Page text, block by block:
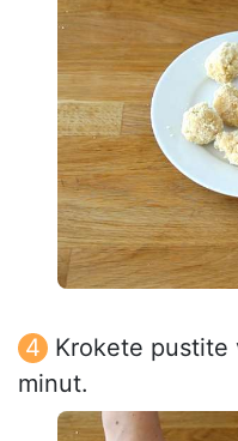
Krokete pustite
minut.